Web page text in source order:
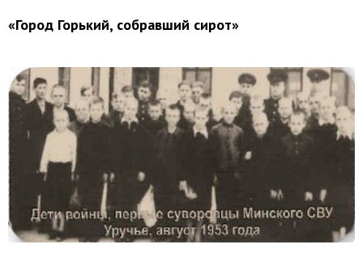
«Город Горький, собравший сирот»